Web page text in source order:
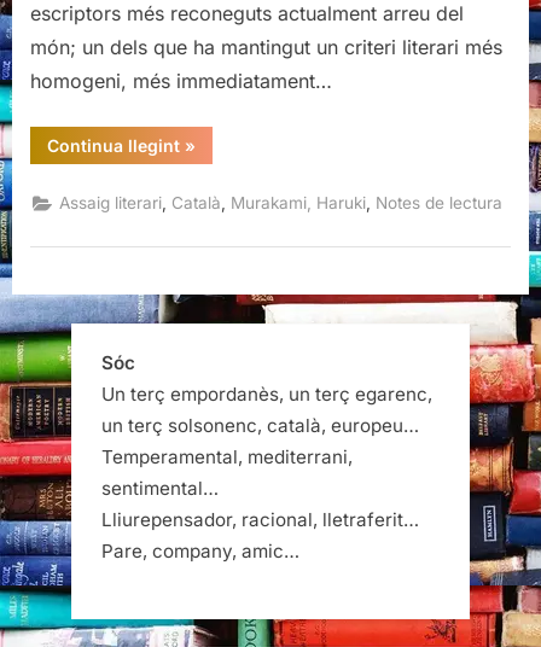
escriptors més reconeguts actualment arreu del
món; un dels que ha mantingut un criteri literari més
homogeni, més immediatament…
Continua llegint“De
què
quan
parlo
Haruki
»
Assaig literari Català Murakami, Haruki Notes de lectura
Sóc
Un terç empordanès, un terç egarenc,
un terç solsonenc, català, europeu…
Temperamental, mediterrani,
sentimental…
Lliurepensador, racional, lletraferit…
Pare, company, amic…